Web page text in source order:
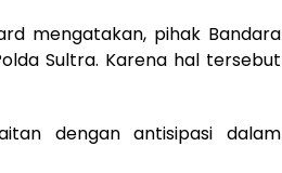
mengatakan, pihak Bandara
Sultra. Karena hal tersebut
dengan antisipasi dalam